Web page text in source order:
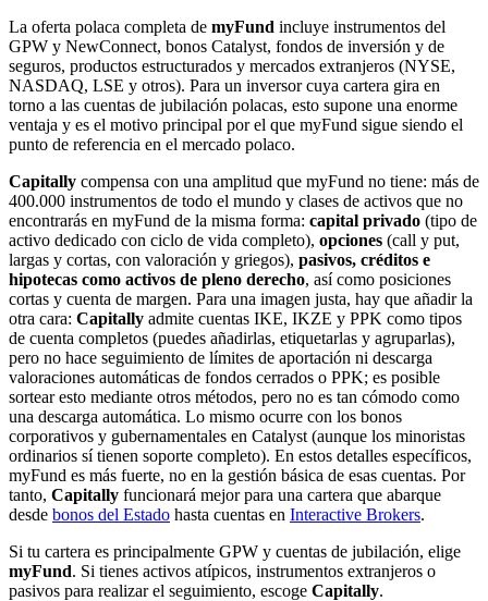
La oferta polaca completa de myFund incluye instrumentos del
GPW y NewConnect, bonos Catalyst, fondos de inversión y de
seguros, productos estructurados y mercados extranjeros (NYSE,
NASDAQ, LSE y otros). Para un inversor cuya cartera gira en
torno a las cuentas de jubilación polacas, esto supone una enorme
ventaja y es el motivo principal por el que myFund sigue siendo el
punto de referencia en el mercado polaco.
Capitally compensa con una amplitud que myFund no tiene: más de
400.000 instrumentos de todo el mundo y clases de activos que no
encontrarás en myFund de la misma forma: capital privado (tipo de
activo dedicado con ciclo de vida completo), opciones (call y put,
largas y cortas, con valoración y griegos), pasivos, créditos e
hipotecas como activos de pleno derecho, así como posiciones
cortas y cuenta de margen. Para una imagen justa, hay que añadir la
otra cara: Capitally admite cuentas IKE, IKZE y PPK como tipos
de cuenta completos (puedes añadirlas, etiquetarlas y agruparlas),
pero no hace seguimiento de límites de aportación ni descarga
valoraciones automáticas de fondos cerrados o PPK; es posible
sortear esto mediante otros métodos, pero no es tan cómodo como
una descarga automática. Lo mismo ocurre con los bonos
corporativos y gubernamentales en Catalyst (aunque los minoristas
ordinarios sí tienen soporte completo). En estos detalles específicos,
myFund es más fuerte, no en la gestión básica de esas cuentas. Por
tanto, Capitally funcionará mejor para una cartera que abarque
desde bonos del Estado hasta cuentas en Interactive Brokers.
Si tu cartera es principalmente GPW y cuentas de jubilación, elige
myFund. Si tienes activos atípicos, instrumentos extranjeros o
pasivos para realizar el seguimiento, escoge Capitally.